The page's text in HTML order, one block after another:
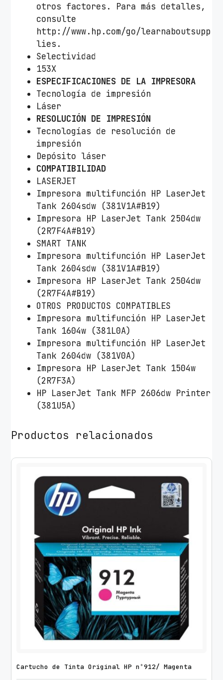
otros factores. Para más detalles,
consulte
http://www.hp.com/go/learnaboutsupp
lies.
Selectividad
153X
ESPECIFICACIONES DE LA IMPRESORA
Tecnología de impresión
Láser
RESOLUCIÓN DE IMPRESIÓN
Tecnologías de resolución de
impresión
Depósito láser
COMPATIBILIDAD
LASERJET
Impresora multifunción HP LaserJet
Tank 2604sdw (381V1A#B19)
Impresora HP LaserJet Tank 2504dw
(2R7F4A#B19)
SMART TANK
Impresora multifunción HP LaserJet
Tank 2604sdw (381V1A#B19)
Impresora HP LaserJet Tank 2504dw
(2R7F4A#B19)
OTROS PRODUCTOS COMPATIBLES
Impresora multifunción HP LaserJet
Tank 1604w (381L0A)
Impresora multifunción HP LaserJet
Tank 2604dw (381V0A)
Impresora HP LaserJet Tank 1504w
(2R7F3A)
HP LaserJet Tank MFP 2606dw Printer
(381U5A)
Productos relacionados
Cartucho de Tinta Original HP nº912/ Magenta